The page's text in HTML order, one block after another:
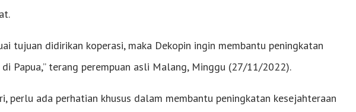
tujuan didirikan koperasi, maka Dekopin ingin membantu peningkatan
Papua,” terang perempuan asli Malang, Minggu (27/11/2022).
perlu ada perhatian khusus dalam membantu peningkatan kesejahteraan